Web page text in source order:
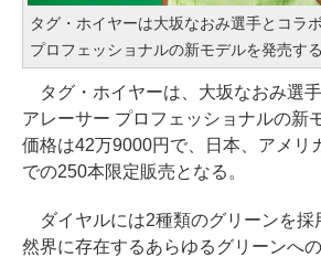
タグ・ホイヤーは大坂なおみ選手とコラ
プロフェッショナルの新モデルを発売する
タグ・ホイヤーは、大坂なおみ選
アレーサー プロフェッショナルの新
価格は42万9000円で、日本、アメリ
での250本限定販売となる。
ダイヤルには2種類のグリーンを採
然界に存在するあらゆるグリーンへ